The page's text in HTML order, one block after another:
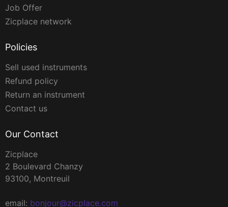
Job Offer
Zicplace network
Policies
Sell used instruments
Refund policy
Return an instrument
Contact us
Our Contact
Zicplace
2 Boulevard Chanzy
93100, Montreuil
email: bonjour@zicplace.com